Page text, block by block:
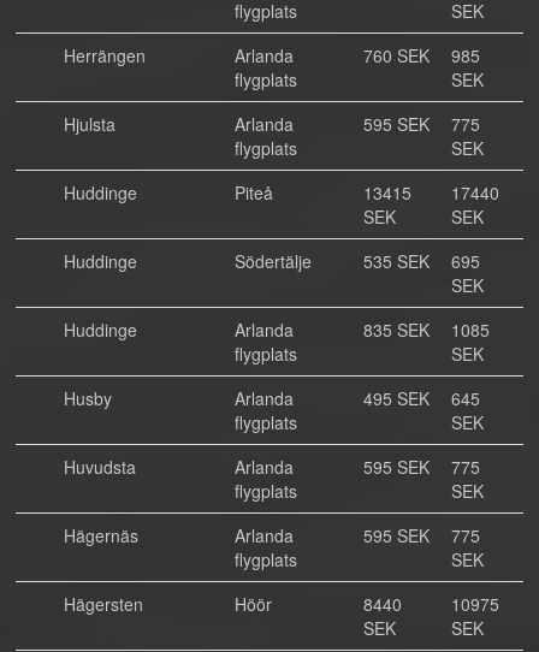
flygplats
SEK
Herrängen
Arlanda
flygplats
760 SEK
985
SEK
Hjulsta
Arlanda
flygplats
595 SEK
775
SEK
Huddinge
Piteå
13415
SEK
17440
SEK
Huddinge
Södertälje 535 SEK
695
SEK
Huddinge
Arlanda
flygplats
835 SEK
1085
SEK
Husby
Arlanda
flygplats
495 SEK
645
SEK
Huvudsta
Arlanda
flygplats
595 SEK
775
SEK
Hägernäs
Arlanda
flygplats
595 SEK
775
SEK
Hägersten
Höör
8440
SEK
10975
SEK